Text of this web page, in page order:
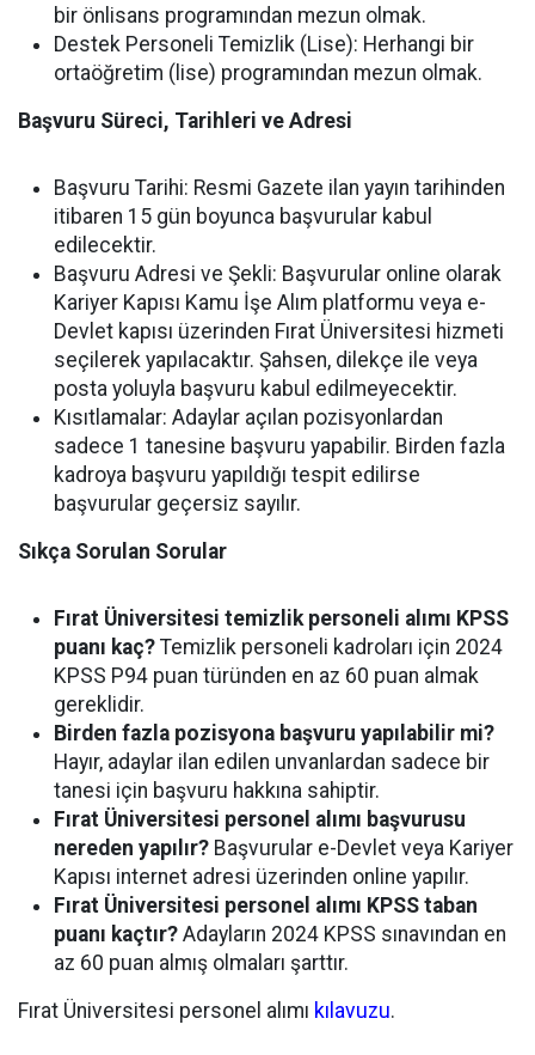
bir önlisans programından mezun olmak.
Destek Personeli Temizlik (Lise): Herhangi bir
ortaöğretim (lise) programından mezun olmak.
Başvuru Süreci, Tarihleri ve Adresi
Başvuru Tarihi: Resmi Gazete ilan yayın tarihinden
itibaren 15 gün boyunca başvurular kabul
edilecektir.
Başvuru Adresi ve Şekli: Başvurular online olarak
Kariyer Kapısı Kamu İşe Alım platformu veya e-
Devlet kapısı üzerinden Fırat Üniversitesi hizmeti
seçilerek yapılacaktır. Şahsen, dilekçe ile veya
posta yoluyla başvuru kabul edilmeyecektir.
Kısıtlamalar: Adaylar açılan pozisyonlardan
sadece 1 tanesine başvuru yapabilir. Birden fazla
kadroya başvuru yapıldığı tespit edilirse
başvurular geçersiz sayılır.
Sıkça Sorulan Sorular
Fırat Üniversitesi temizlik personeli alımı KPSS
puanı kaç? Temizlik personeli kadroları için 2024
KPSS P94 puan türünden en az 60 puan almak
gereklidir.
Birden fazla pozisyona başvuru yapılabilir mi?
Hayır, adaylar ilan edilen unvanlardan sadece bir
tanesi için başvuru hakkına sahiptir.
Fırat Üniversitesi personel alımı başvurusu
nereden yapılır? Başvurular e-Devlet veya Kariyer
Kapısı internet adresi üzerinden online yapılır.
Fırat Üniversitesi personel alımı KPSS taban
puanı kaçtır? Adayların 2024 KPSS sınavından en
az 60 puan almış olmaları şarttır.
Fırat Üniversitesi personel alımı kılavuzu.